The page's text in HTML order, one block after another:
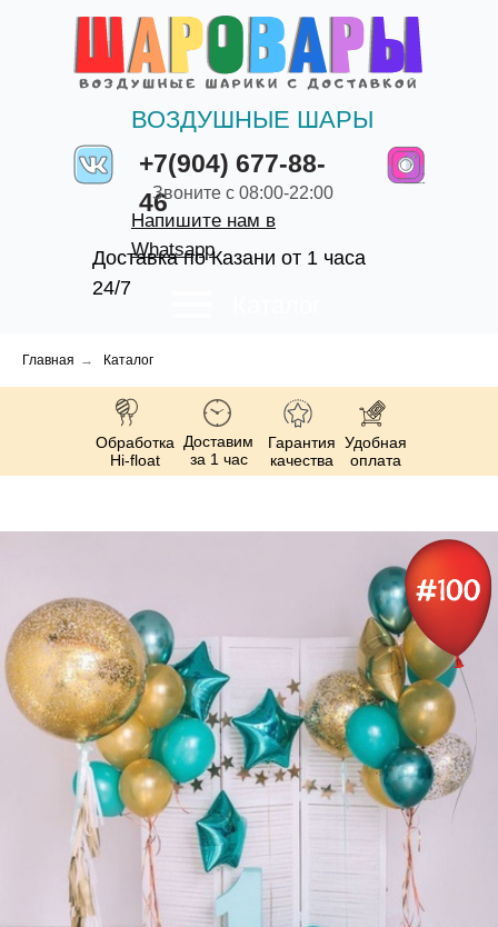
+7(904) 677-88-
46
ВОЗДУШНЫЕ ШАРЫ
Доставка по Казани от 1 часа
24/7
Звоните с 08:00-22:00
Напишите нам в
Whatsapp
Главная → Каталог
Обработка
Hi-float
Доставим
за 1 час
Гарантия
качества
Удобная
оплата